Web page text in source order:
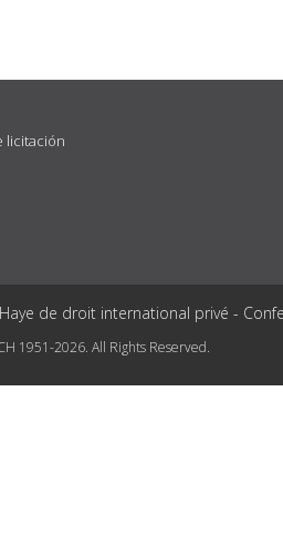
licitación
de droit international privé -
1951-2026. All Rights Reserved.